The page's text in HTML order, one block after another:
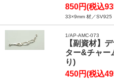
850円(税込
33×9mm 材／SV925
1/AP-AMC-073
【副資材】
ター&チャー
り)
450円(税込